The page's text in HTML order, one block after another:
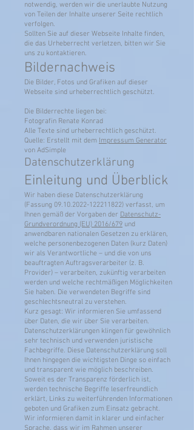
notwendig, werden wir die unerlaubte Nutzung
von Teilen der Inhalte unserer Seite rechtlich
verfolgen.
Sollten Sie auf dieser Webseite Inhalte finden,
die das Urheberrecht verletzen, bitten wir Sie
uns zu kontaktieren.
Bildernachweis
Die Bilder, Fotos und Grafiken auf dieser
Webseite sind urheberrechtlich geschützt.
Die Bilderrechte liegen bei:
Fotografin Renate Konrad
Alle Texte sind urheberrechtlich geschützt.
Quelle: Erstellt mit dem Impressum Generator
von AdSimple
Datenschutzerklärung
Einleitung und Überblick
Wir haben diese Datenschutzerklärung
(Fassung 09.10.2022-122211822) verfasst, um
Ihnen gemäß der Vorgaben der Datenschutz-
Grundverordnung (EU) 2016/679 und
anwendbaren nationalen Gesetzen zu erklären,
welche personenbezogenen Daten (kurz Daten)
wir als Verantwortliche – und die von uns
beauftragten Auftragsverarbeiter (z. B.
Provider) – verarbeiten, zukünftig verarbeiten
werden und welche rechtmäßigen Möglichkeiten
Sie haben. Die verwendeten Begriffe sind
geschlechtsneutral zu verstehen.
Kurz gesagt: Wir informieren Sie umfassend
über Daten, die wir über Sie verarbeiten.
Datenschutzerklärungen klingen für gewöhnlich
sehr technisch und verwenden juristische
Fachbegriffe. Diese Datenschutzerklärung soll
Ihnen hingegen die wichtigsten Dinge so einfach
und transparent wie möglich beschreiben.
Soweit es der Transparenz förderlich ist,
werden technische Begriffe leserfreundlich
erklärt, Links zu weiterführenden Informationen
geboten und Grafiken zum Einsatz gebracht.
Wir informieren damit in klarer und einfacher
Sprache, dass wir im Rahmen unserer